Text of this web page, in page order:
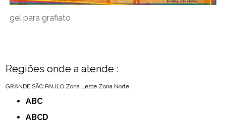
gel para grafiato
Regiões onde a atende :
GRANDE SÃO PAULO Zona Leste Zona Norte
ABC
ABCD